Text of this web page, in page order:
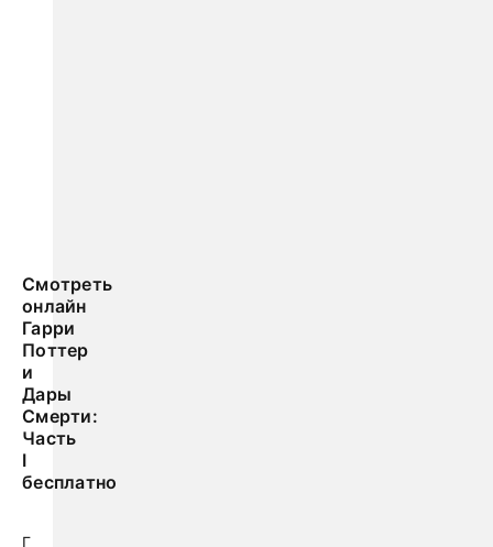
Смотреть
онлайн
Гарри
Поттер
и
Дары
Смерти:
Часть
I
бесплатно
Г